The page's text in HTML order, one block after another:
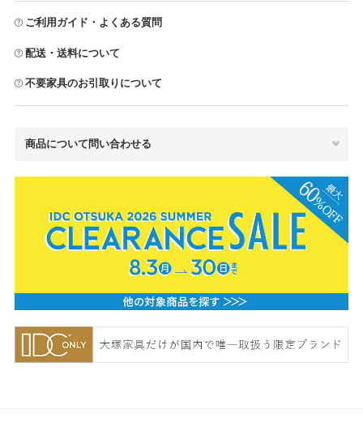
ご利用ガイド・よくある質問
配送・送料について
不要家具のお引取りについて
商品について問い合わせる